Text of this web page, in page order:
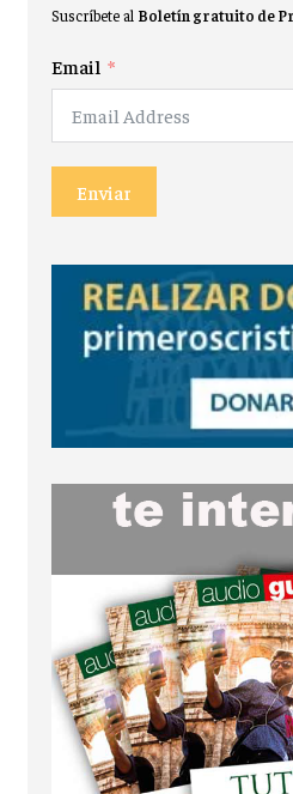
Suscríbete al Boletín gratuito de
Email
Enviar